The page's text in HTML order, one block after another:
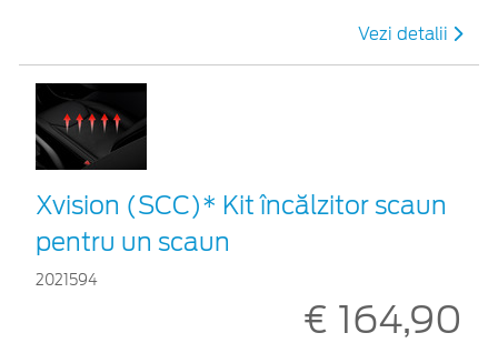
Vezi detalii
Xvision (SCC)* Kit încălzitor scaun
pentru un scaun
2021594
€ 164,90